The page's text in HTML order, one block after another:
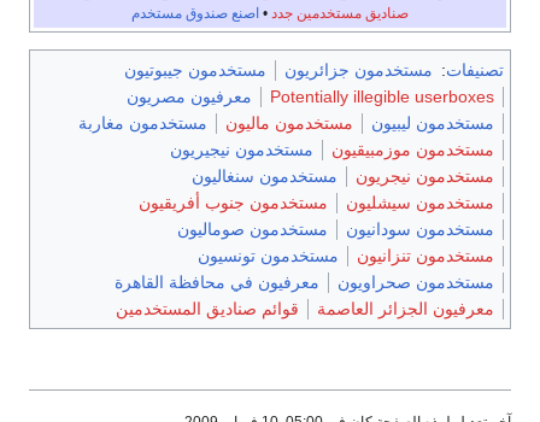
صناديق مستخدمين جدد • اصنع صندوق مستخدم
تصنيفات: مستخدمون جزائريون
مستخدمون جيبوتيون
Potentially illegible userboxes
معرفيون مصريون
مستخدمون ليبيون
مستخدمون ماليون
مستخدمون مغاربة
مستخدمون موزمبيقيون
مستخدمون نيجيريون
مستخدمون نيجريون
مستخدمون سنغاليون
مستخدمون سيشليون
مستخدمون جنوب أفريقيون
مستخدمون سودانيون
مستخدمون صوماليون
مستخدمون تنزانيون
مستخدمون تونسيون
مستخدمون صحراويون
معرفيون في محافظة القاهرة
معرفيون الجزائر العاصمة
قوائم صناديق المستخدمين